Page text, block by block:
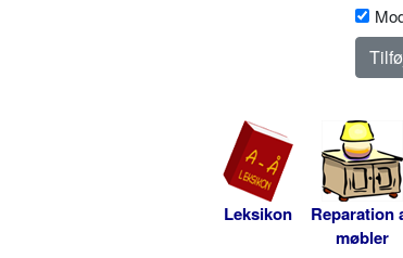
Leksikon
Reparation
møbler